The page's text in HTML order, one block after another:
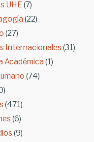
UHE(7)
(22)
(27)
Internacionales (31)
Académica (1)
(74)
(471)
(6)
(9)